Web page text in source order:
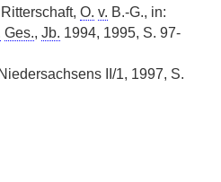
O. v. B.-G., in:
Ges., Jb. 1994, 1995, S. 97-
Niedersachsens II/1, 1997, S.